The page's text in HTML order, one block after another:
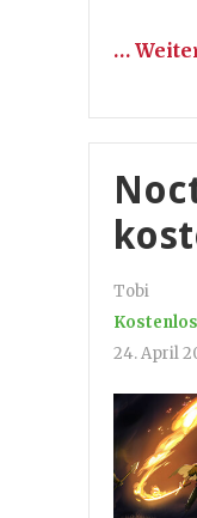
…
Tobi
Kostenlos
24. April